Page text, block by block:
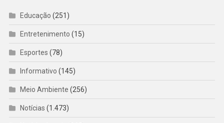
Educação (251)
Entretenimento (15)
Esportes (78)
Informativo (145)
Meio Ambiente (256)
Notícias (1.473)